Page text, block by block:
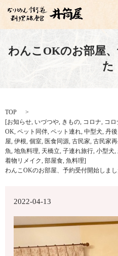
わんこOKのお部屋
た
TOP
[お知らせ, いづつや, きもの, コロナ, コロ
OK, ペット同伴, ペット連れ, 中型犬, 丹
屋, 伊根, 個室, 医食同源, 古民家, 古民家
魚, 地魚料理, 天橋立, 子連れ旅行, 小型犬,
着物リメイク, 部屋食, 魚料理]
わんこOKのお部屋、予約受付開始しまし
2022-04-13